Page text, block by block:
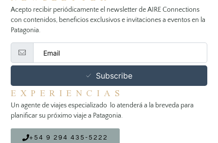
Acepto recibir periódicamente el newsletter de AIRE Connections
con contenidos, beneficios exclusivos e invitaciones a eventos en la
Patagonia.
Subscribe
EXPERIENCIAS
Un agente de viajes especializado lo atenderá a la breveda para
planificar su próximo viaje a Patagonia.
+54 9 294 435-5222